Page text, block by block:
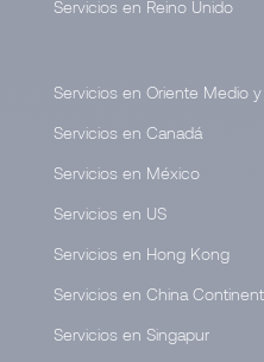
Servicios en Reino Unido
Servicios en Oriente Medio
Servicios en Canadá
Servicios en México
Servicios en US
Servicios en Hong Kong
Servicios en China
Servicios en Singapur